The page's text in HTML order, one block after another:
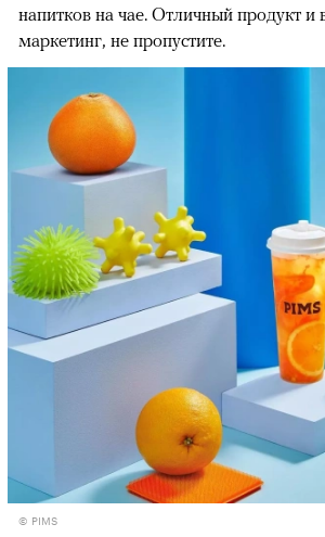
напитков на чае. Отличный продукт и
маркетинг, не пропустите.
© PIMS